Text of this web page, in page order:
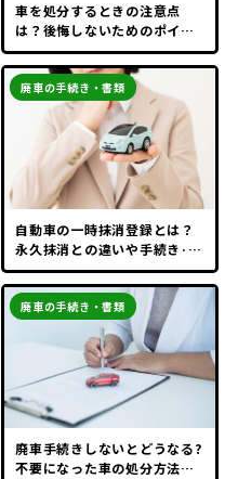
車を処分するときの注意点
は？後悔しないためのポイン
トと手続き方法
自動車の一時抹消登録とは？
永久抹消との違いや手続き·必
要書類·費用を解説
廃車の手続き・書類
廃車手続きしないとどうなる?
不要になった車の処分方法も
廃車の手続き・書類